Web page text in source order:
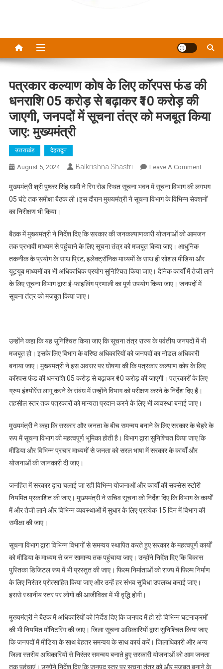
पत्रकार कल्याण कोष के लिए काॅरपस फंड की
धनराशि 05 करोड़ से बढ़ाकर ₹10 करोड़ की
जाएगी, जनपदों में सूचना तंत्र को मजबूत किया
जाए: मुख्यमंत्री
उत्तराखंड देहरादून
August 5, 2024 Balkrishna Shastri Leave A CommentOn
कल्याण
कोष
काॅरपस
की
धनराशि
05
करोड़
सूचना
तंत्र
मजबूत
किया
मुख्यमंत्री श्री पुष्कर सिंह धामी ने रिंग रोड स्थित सूचना भवन में सूचना विभाग की लगभग
05 घंटे तक समीक्षा बैठक ली।इस दौरान मुख्यमंत्री ने सूचना विभाग के विभिन्न सेक्शनों
का निरीक्षण भी किया।
बैठक में मुख्यमंत्री ने निर्देश दिए कि सरकार की जनकल्याणकारी योजनाओं को आमजन
तक प्रभावी माध्यम से पहुंचाने के लिए सूचना तंत्र को मजबूत किया जाए। आधुनिक
तकनीक के प्रयोग के साथ प्रिंट, इलेक्ट्रॉनिक माध्यमों के साथ ही सोशल मीडिया और
यूट्यूब माध्यमों का भी अधिकाधिक प्रयोग सुनिश्चित किया जाए। दैनिक कार्यों में तेजी लाने
के लिए सूचना विभाग द्वारा ई-फाइलिंग प्रणाली का पूर्ण उपयोग किया जाए। जनपदों में
सूचना तंत्र को मजबूत किया जाए।
उन्होंने कहा कि यह सुनिश्चित किया जाए कि सूचना तंत्र राज्य के पर्वतीय जनपदों में भी
मजबूत हो। इसके लिए विभाग के वरिष्ठ अधिकारियों को जनपदों का नोडल अधिकारी
बनाया जाए। मुख्यमंत्री ने इस अवसर पर घोषणा की कि पत्रकार कल्याण कोष के लिए
काॅरपस फंड की धनराशि 05 करोड़ से बढ़ाकर ₹10 करोड़ की जाएगी। पत्रकारों के लिए
ग्रुप इंश्योरेंस लागू करने के संबंध में उन्होंने विभाग को परीक्षण करने के निर्देश दिए हैं।
तहसील स्तर तक पत्रकारों को मान्यता प्रदान करने के लिए भी व्यवस्था बनाई जाए।
मुख्यमंत्री ने कहा कि सरकार और जनता के बीच समन्वय बनाने के लिए सरकार के चेहरे के
रूप में सूचना विभाग की महत्वपूर्ण भूमिका होती है। विभाग द्वारा सुनिश्चित किया जाए कि
मीडिया और विभिन्न प्रचार माध्यमों से जनता को सरल भाषा में सरकार के कार्यों और
योजनाओं की जानकारी दी जाए।
जनहित में सरकार द्वारा चलाई जा रही विभिन्न योजनाओं और कार्यों की सक्सेस स्टोरी
नियमित प्रकाशित की जाए। मुख्यमंत्री ने सचिव सूचना को निर्देश दिए कि विभाग के कार्यों
में और तेजी लाने और विभिन्न व्यवस्थाओं में सुधार के लिए प्रत्येक 15 दिन में विभाग की
समीक्षा की जाए।
सूचना विभाग द्वारा विभिन्न विभागों से समन्वय स्थापित करते हुए सरकार के महत्वपूर्ण कार्यों
को मीडिया के माध्यम से जन सामान्य तक पहुंचाया जाए। उन्होंने निर्देश दिए कि विकास
पुस्तिका डिजिटल रूप में भी प्रस्तुत की जाए। फिल्म निर्माताओं को राज्य में फिल्म निर्माण
के लिए निरंतर प्रोत्साहित किया जाए और उन्हें हर संभव सुविधा उपलब्ध कराई जाए।
इससे स्थानीय स्तर पर लोगों की आजीविका में भी वृद्धि होगी।
मुख्यमंत्री ने बैठक में अधिकारियों को निर्देश दिए कि जनपद में हो रहे विभिन्न घटनाक्रमों
की भी नियमित माॅनिटरिंग की जाए। जिला सूचना अधिकारियों द्वारा सुनिश्चित किया जाए
कि जनपदों में मीडिया के साथ बेहतर समन्वय के साथ कार्य करें। जिलाधिकारी और अन्य
जिला स्तरीय अधिकारियों से निरंतर समन्वय बनाते हुए सरकारी योजनाओं को आम जनता
तक पहुंचाएं। उन्होंने निर्देश दिए कि जनपद स्तर पर सूचना तंत्र को और मजबूत बनाने के